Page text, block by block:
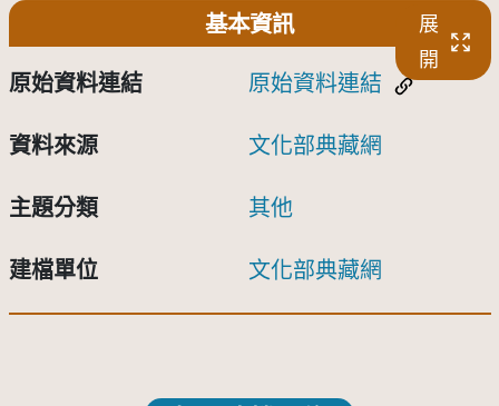
基本資訊
展
開
原始資料連結 原始資料連結
資料來源 文化部典藏網
主題分類 其他
建檔單位 文化部典藏網